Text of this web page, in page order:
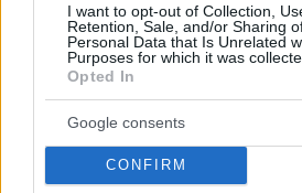
I want to opt-out of Collection,
Retention, Sale, and/or Sharing
Personal Data that Is Unrelated
Purposes for which it was
Opted In
Google consents
CONFIRM
Ο πλήρης οδηγός
10 στάσεις στην ακτογραμμή της
βουτιές του καλοκαιριού
πριν 27 λεπτά
Πέθανε κτηνοτρόφος στη Λέσβο
κοπαδιού του λόγω αφθώδους
πριν 30 λεπτά